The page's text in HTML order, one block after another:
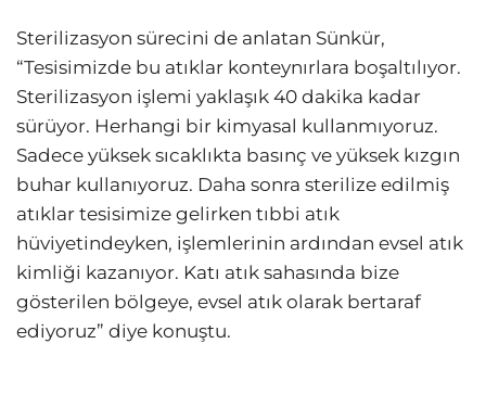
Sterilizasyon sürecini de anlatan Sünkür,
“Tesisimizde bu atıklar konteynırlara boşaltılıyor.
Sterilizasyon işlemi yaklaşık 40 dakika kadar
sürüyor. Herhangi bir kimyasal kullanmıyoruz.
Sadece yüksek sıcaklıkta basınç ve yüksek kızgın
buhar kullanıyoruz. Daha sonra sterilize edilmiş
atıklar tesisimize gelirken tıbbi atık
hüviyetindeyken, işlemlerinin ardından evsel atık
kimliği kazanıyor. Katı atık sahasında bize
gösterilen bölgeye, evsel atık olarak bertaraf
ediyoruz” diye konuştu.